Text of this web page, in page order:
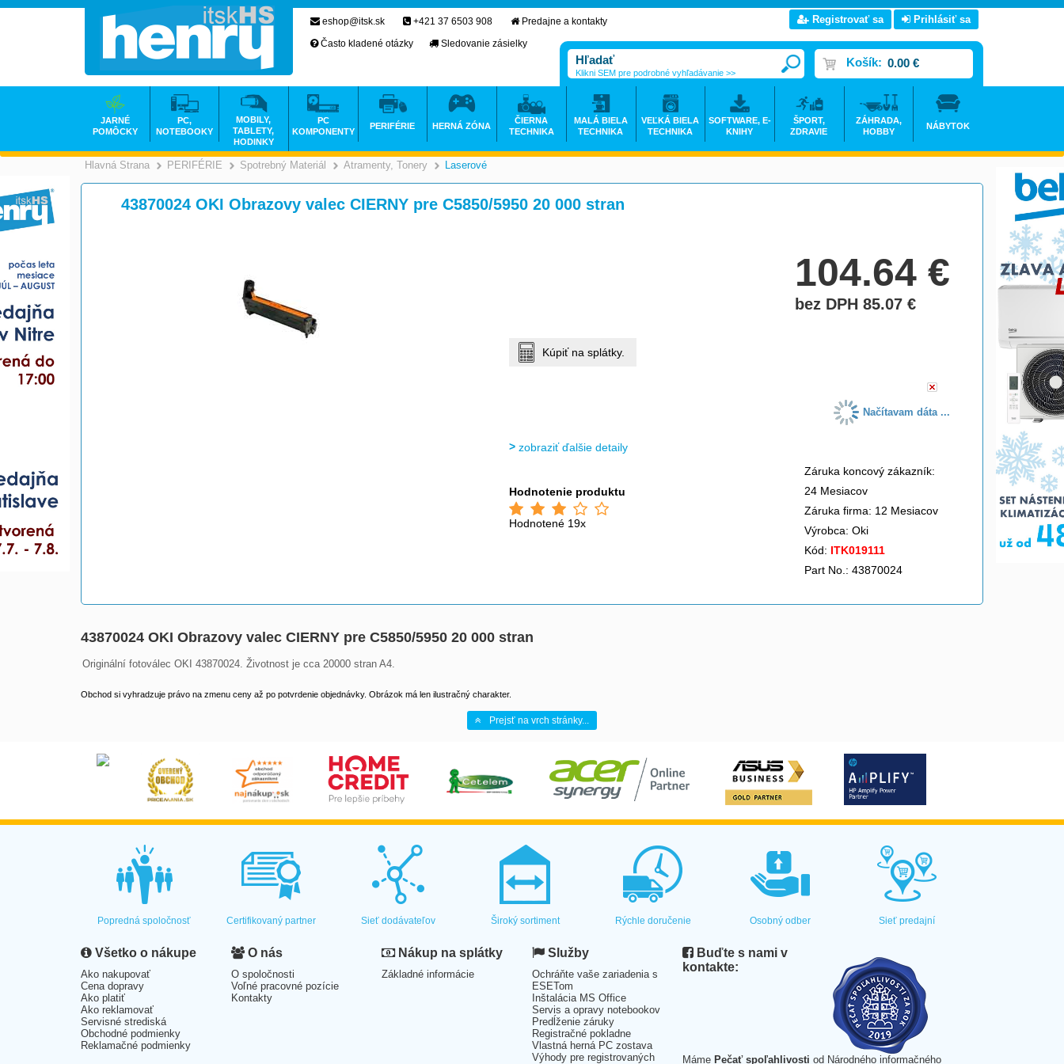
Hlavná Strana >
PERIFÉRIE >
Spotrebný Materiál >
Atramenty, Tonery >
Laserové
43870024 OKI Obrazovy valec CIERNY pre C5850/5950 20 000 stran
104.64€
bez DPH 85.07€
Kúpiť na splátky.
Načítavam dáta ...
zobraziť ďalšie detaily
Hodnotenie produktu
Hodnotené 19x
Záruka koncový zákazník:
24 Mesiacov
Záruka firma: 12 Mesiacov
Výrobca: Oki
Kód: ITK019111
Part No.: 43870024
43870024 OKI Obrazovy valec CIERNY pre C5850/5950 20 000 stran
Originální fotoválec OKI 43870024. Životnost je cca 20000 stran A4.
Obchod si vyhradzuje právo na zmenu ceny až po potvrdenie objednávky. Obrázok má len ilustračný charakter.
Prejsť na vrch stránky...
eshop@itsk.sk +421 37 6503 908
Predajne a kontakty
Často kladené otázky
Sledovanie zásielky
Registrovať sa Prihlásiť sa
Košík: 0.00 €
Klikni SEM pre podrobné vyhľadávanie >>
JARNÉ
POMÔCKY
PC,
NOTEBOOKY
MOBILY,
TABLETY,
HODINKY
PC
KOMPONENTY
PERIFÉRIE HERNÁ ZÓNA
ČIERNA
TECHNIKA
MALÁ BIELA
TECHNIKA
VEĽKÁ BIELA
TECHNIKA
SOFTWARE, E-
KNIHY
ŠPORT,
ZDRAVIE
ZÁHRADA,
HOBBY
NÁBYTOK
Popredná spoločnosť Certifikovaný partner Sieť dodávateľov Široký sortiment Rýchle doručenie Osobný odber Sieť predajní
Všetko o nákupe
Ako nakupovať
Cena dopravy
Ako platiť
Ako reklamovať
Servisné strediská
Obchodné podmienky
Reklamačné podmienky
O nás
O spoločnosti
Voľné pracovné pozície
Kontakty
Nákup na splátky
Základné informácie
Služby
Ochráňte vaše zariadenia s
ESETom
Inštalácia MS Office
Servis a opravy notebookov
Predĺženie záruky
Registračné pokladne
Vlastná herná PC zostava
Výhody pre registrovaných
Buďte s nami v
kontakte:
Máme Pečať spoľahlivosti od Národného informačného